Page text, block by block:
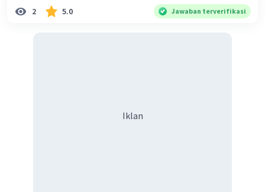
dampak osteoporosis setelah menopause E. mengandung
banyak kalsium fosfat dan kalsium karbonat
2 5.0 Jawaban terverifikasi
Iklan